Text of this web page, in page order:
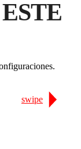
PRODUCTO
4PUNTOS
swipe